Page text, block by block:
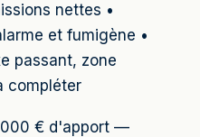
nettes •
et fumigène •
passant, zone
compléter
000 € d'apport —